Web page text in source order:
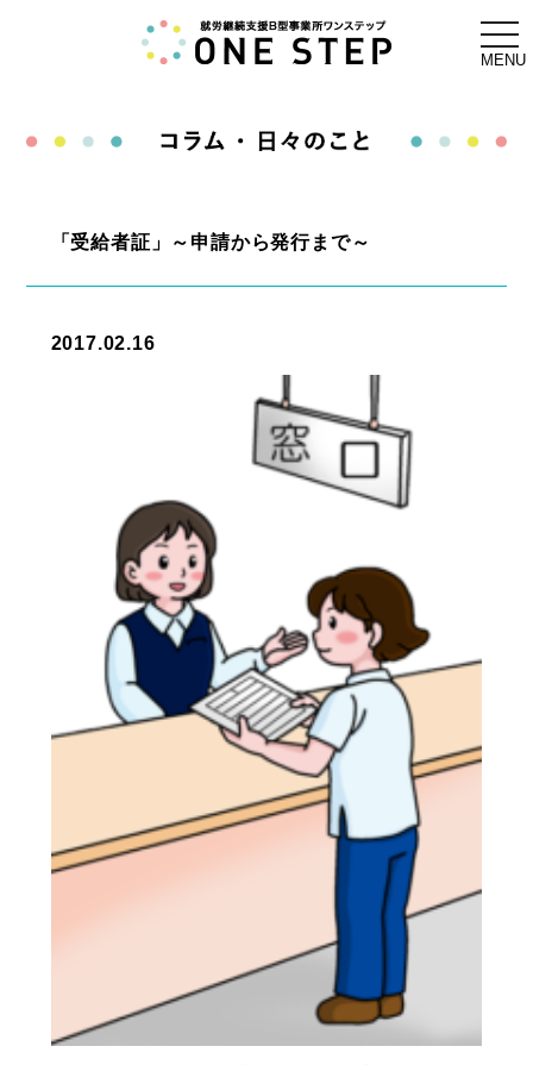
MENU
「受給者証」～申請から発行まで～
2017.02.16